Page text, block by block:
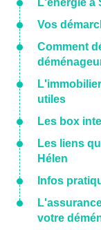
L'énergie à
Vos
Comment
utiles
Les box
Les liens
Hélen
Infos
votre